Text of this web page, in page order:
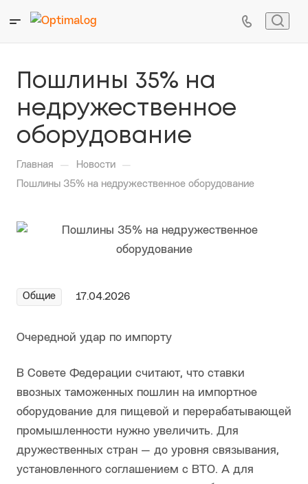
Пошлины 35% на
недружественное
оборудование
Главная — Новости —
Пошлины 35% на недружественное оборудование
Общие 17.04.2026
Очередной удар по импорту
В Совете Федерации считают, что ставки
ввозных таможенных пошлин на импортное
оборудование для пищевой и перерабатывающей
промышленности нужно увеличить. Для
дружественных стран — до уровня связывания,
установленного соглашением с ВТО. А для